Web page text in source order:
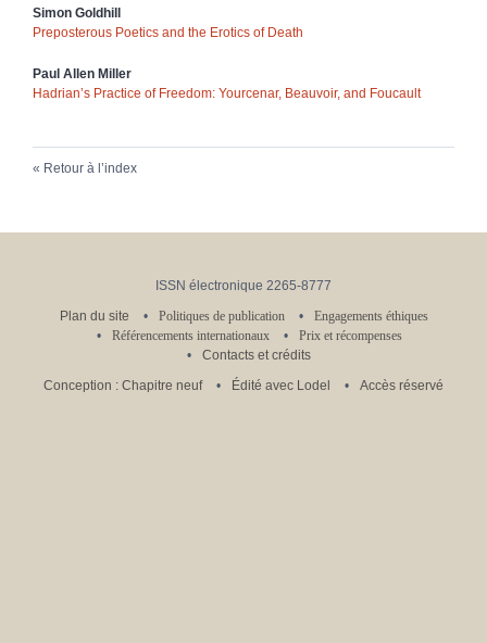
Simon Goldhill
Preposterous Poetics and the Erotics of Death
Paul Allen Miller
Hadrian’s Practice of Freedom: Yourcenar, Beauvoir, and Foucault
Retour à l’index
ISSN électronique 2265-8777
Plan du site
Politiques de publication
Engagements éthiques
Référencements internationaux
Prix et récompenses
Contacts et crédits
Conception : Chapitre neuf
Édité avec Lodel Accès réservé